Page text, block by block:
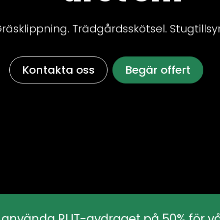
Trädgårdsskötsel.
Kontakta oss Begär offert